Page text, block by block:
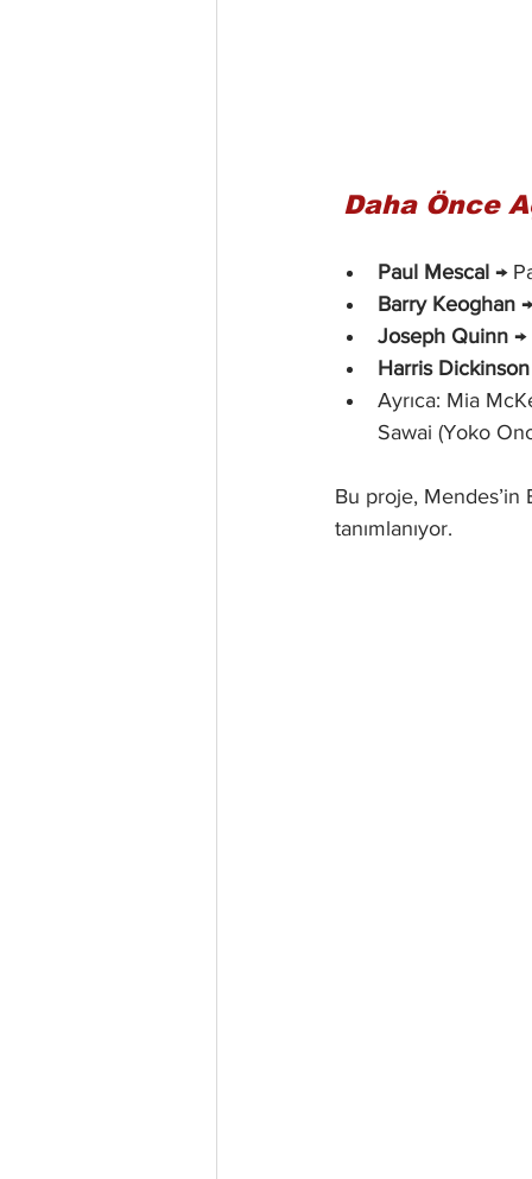
Daha Önce
Paul Mescal →
Barry Keoghan
Joseph Quinn →
Harris Dickinson
Ayrıca: Mia
Sawai (Yoko
Bu proje, Mendes’in
tanımlanıyor.